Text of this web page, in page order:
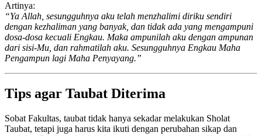
Artinya:
“Ya Allah, sesungguhnya aku telah menzhalimi diriku sendiri
dengan kezhaliman yang banyak, dan tidak ada yang mengampuni
dosa-dosa kecuali Engkau. Maka ampunilah aku dengan ampunan
dari sisi-Mu, dan rahmatilah aku. Sesungguhnya Engkau Maha
Pengampun lagi Maha Penyayang.”
Tips agar Taubat Diterima
Sobat Fakultas, taubat tidak hanya sekadar melakukan Sholat
Taubat, tetapi juga harus kita ikuti dengan perubahan sikap dan